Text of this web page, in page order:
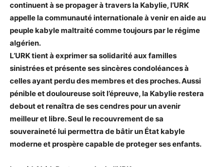
continuent à se propager à travers la Kabylie, l’URK
appelle la communauté internationale à venir en aide au
peuple kabyle maltraité comme toujours par le régime
algérien.
L’URK tient à exprimer sa solidarité aux familles
sinistrées et présente ses sincères condoléances à
celles ayant perdu des membres et des proches. Aussi
pénible et douloureuse soit l’épreuve, la Kabylie restera
debout et renaîtra de ses cendres pour un avenir
meilleur et libre. Seul le recouvrement de sa
souveraineté lui permettra de bâtir un État kabyle
moderne et prospère capable de proteger ses enfants.